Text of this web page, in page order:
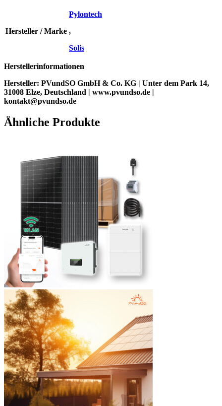
Hersteller / Marke
Pylontech
,
Solis
Herstellerinformationen
Hersteller: PVundSO GmbH & Co. KG | Unter dem Park 14,
31008 Elze, Deutschland | www.pvundso.de |
kontakt@pvundso.de
Ähnliche Produkte